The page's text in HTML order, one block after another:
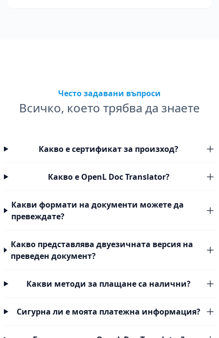
Често задавани въпроси
Всичко, което трябва да знаете
Какво е сертификат за произход?
Какво е OpenL Doc Translator?
Какви формати на документи можете да
превеждате?
Какво представлява двуезичната версия на
преведен документ?
Какви методи за плащане са налични?
Сигурна ли е моята платежна информация?